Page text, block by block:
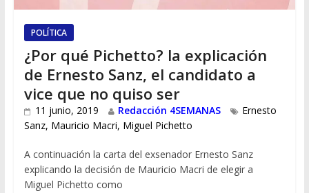
POLÍTICA
¿Por qué Pichetto? la explicación
de Ernesto Sanz, el candidato a
vice que no quiso ser
11 junio, 2019 Redacción 4SEMANAS
Ernesto
Sanz, Mauricio Macri, Miguel Pichetto
A continuación la carta del exsenador Ernesto Sanz
explicando la decisión de Mauricio Macri de elegir a
Miguel Pichetto como